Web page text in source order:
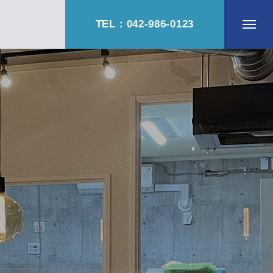
TEL：042-986-0123